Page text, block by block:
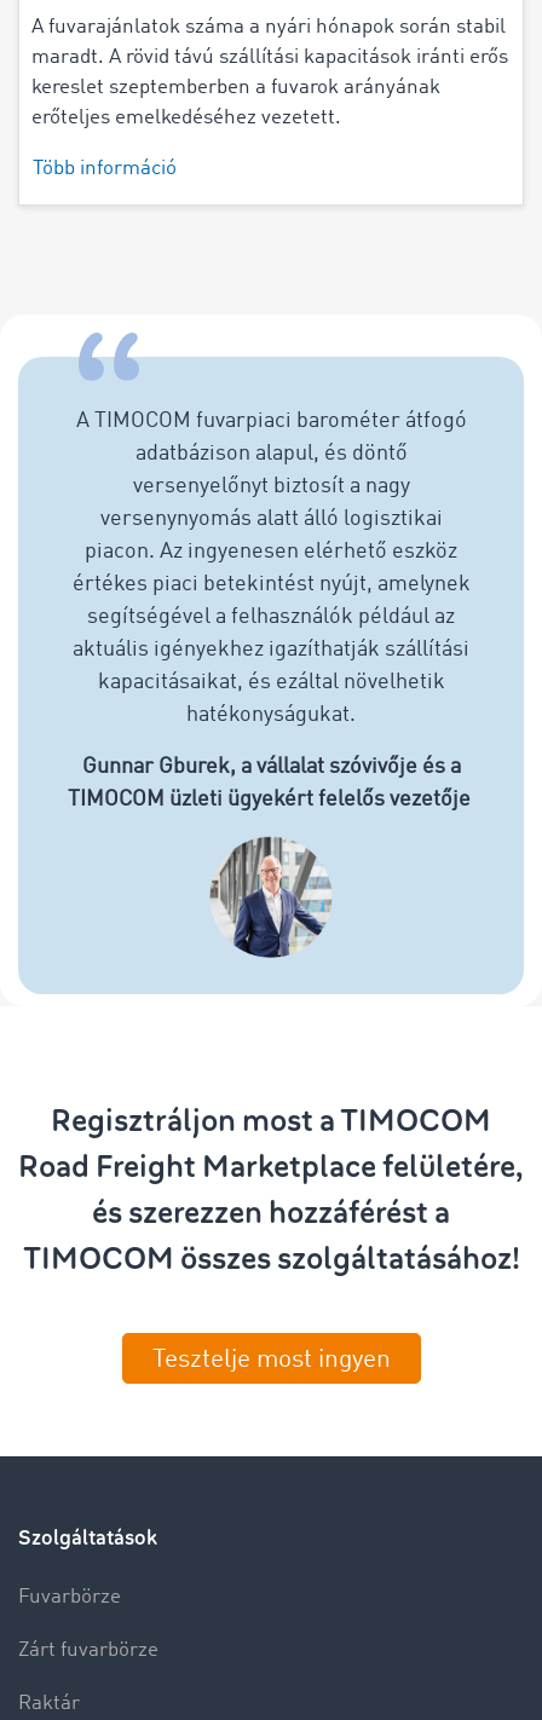
A fuvarajánlatok száma a nyári hónapok során stabil
maradt. A rövid távú szállítási kapacitások iránti erős
kereslet szeptemberben a fuvarok arányának
erőteljes emelkedéséhez vezetett.
Több információ
A TIMOCOM fuvarpiaci barométer átfogó
adatbázison alapul, és döntő
versenyelőnyt biztosít a nagy
versenynyomás alatt álló logisztikai
piacon. Az ingyenesen elérhető eszköz
értékes piaci betekintést nyújt, amelynek
segítségével a felhasználók például az
aktuális igényekhez igazíthatják szállítási
kapacitásaikat, és ezáltal növelhetik
hatékonyságukat.
Gunnar Gburek, a vállalat szóvivője és a
TIMOCOM üzleti ügyekért felelős vezetője
Regisztráljon most a TIMOCOM
Road Freight Marketplace felületére,
és szerezzen hozzáférést a
TIMOCOM összes szolgáltatásához!
Tesztelje most ingyen
Szolgáltatások
Fuvarbörze
Zárt fuvarbörze
Raktár